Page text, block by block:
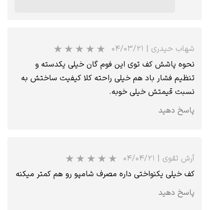
شهاب حیدری | ۰۴/۰۳/۲۱
نحوه پاشش کف توی این فوم گان خیلی یکدسته و
تنظیم فشار باد هم خیلی راحته کلا کیفیت ساختش به
نسبت قیمتش خیلی خوبه.
پاسخ دهید
آرش تقوی | ۰۴/۰۴/۲۱
کف خیلی یکنواختی داره مصرف شامپو رو هم کمتر میکنه
پاسخ دهید